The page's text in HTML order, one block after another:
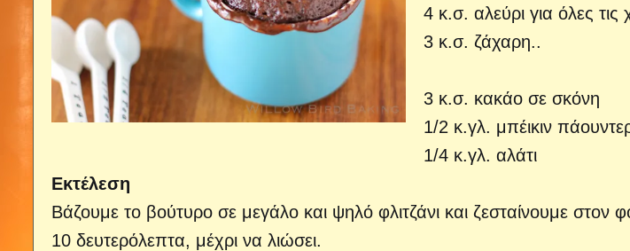
4 κ.σ. αλεύρι για όλες τις
3 κ.σ. ζάχαρη..
3 κ.σ. κακάο σε σκόνη
1/2 κ.γλ. μπέικιν
1/4 κ.γλ. αλάτι
Εκτέλεση
Βάζουμε το βούτυρο σε μεγάλο και ψηλό φλιτζάνι και ζεσταίνουμε στον
10 δευτερόλεπτα, μέχρι να λιώσει.